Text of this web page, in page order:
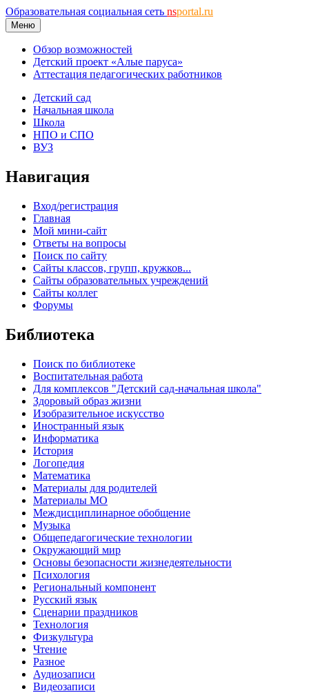
Образовательная социальная сеть nsportal.ru
Меню
Обзор возможностей
Детский проект «Алые паруса»
Аттестация педагогических работников
Детский сад
Начальная школа
Школа
НПО и СПО
ВУЗ
Навигация
Вход/регистрация
Главная
Мой мини-сайт
Ответы на вопросы
Поиск по сайту
Сайты классов, групп, кружков...
Сайты образовательных учреждений
Сайты коллег
Форумы
Библиотека
Поиск по библиотеке
Воспитательная работа
Для комплексов "Детский сад-начальная школа"
Здоровый образ жизни
Изобразительное искусство
Иностранный язык
Информатика
История
Логопедия
Математика
Материалы для родителей
Материалы МО
Междисциплинарное обобщение
Музыка
Общепедагогические технологии
Окружающий мир
Основы безопасности жизнедеятельности
Психология
Региональный компонент
Русский язык
Сценарии праздников
Технология
Физкультура
Чтение
Разное
Аудиозаписи
Видеозаписи